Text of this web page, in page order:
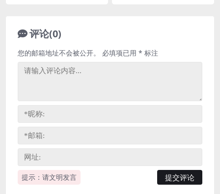
评论(0)
提示：请文明发言
您的邮箱地址不会被公开。 必填项已用 * 标注